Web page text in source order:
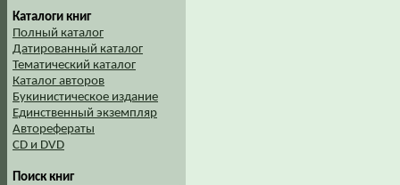
Каталоги книг
Полный каталог
Датированный каталог
Тематический каталог
Каталог авторов
Букинистическое издание
Единственный экземпляр
Авторефераты
CD и DVD
Поиск книг